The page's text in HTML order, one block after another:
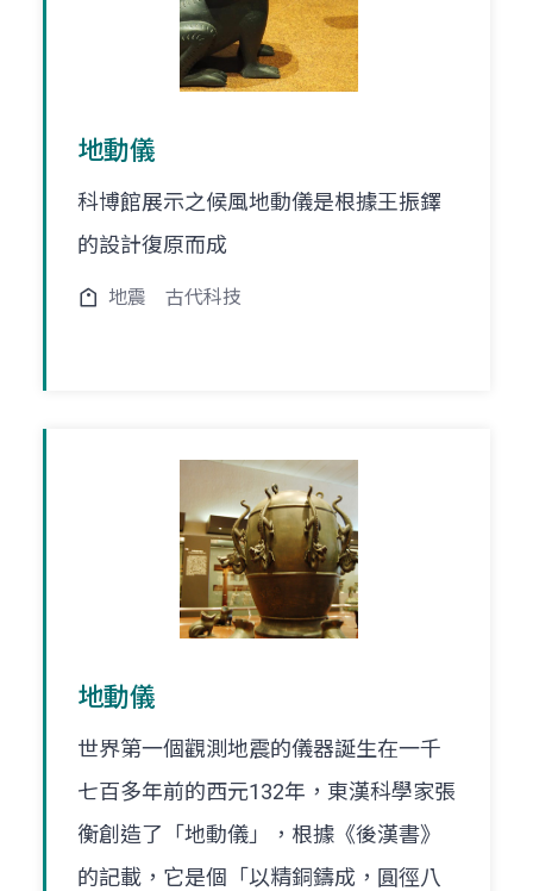
地動儀
科博館展示之候風地動儀是根據王振鐸
的設計復原而成
地震 古代科技
地動儀
世界第一個觀測地震的儀器誕生在一千
七百多年前的西元132年，東漢科學家張
衡創造了「地動儀」，根據《後漢書》
的記載，它是個「以精銅鑄成，圓徑八